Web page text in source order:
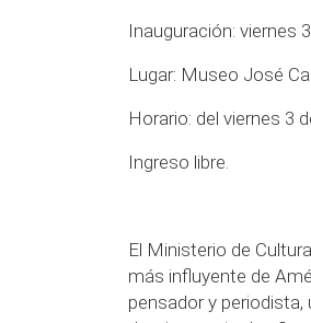
Inauguración: viernes
Lugar: Museo José
Horario: del viernes 3
Ingreso libre.
El Ministerio de
más influyente de
pensador y periodista,